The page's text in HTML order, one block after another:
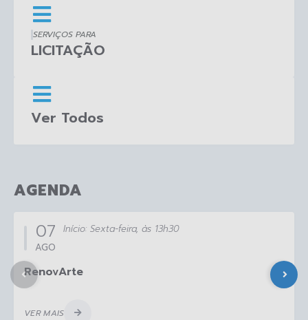
LICITAÇÃO
SERVIÇOS PARA
Ver Todos
AGENDA
RenovArte
Início:Sexta-feira 13h30
07
AGO
VER MAIS